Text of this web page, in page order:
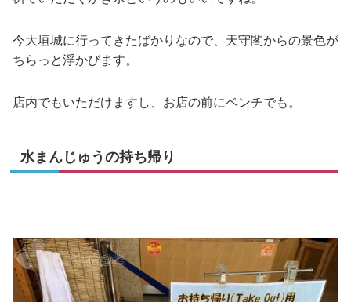
今大垣城に行ってきたばかりなので、天守閣からの景色が
ちらっと浮かびます。
店内でもいただけますし、お店の前にベンチでも。
水まんじゅうの持ち帰り